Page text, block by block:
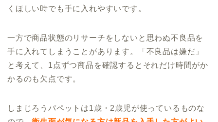
くほしい時でも手に入れやすいです。
一方で商品状態のリサーチをしないと思わぬ不良品を
手に入れてしまうことがあります。「不良品は嫌だ」
と考えて、1点ずつ商品を確認するとそれだけ時間がか
かるのも欠点です。
しまじろうパペットは1歳・2歳児が使っているものな